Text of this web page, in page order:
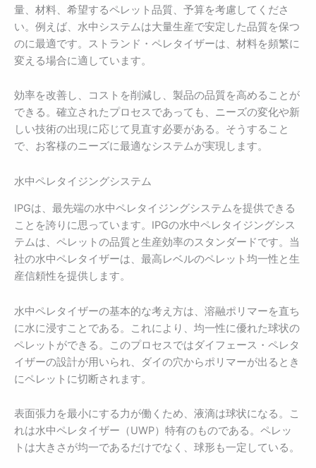
量、材料、希望するペレット品質、予算を考慮してくださ
い。例えば、水中システムは大量生産で安定した品質を保つ
のに最適です。ストランド・ペレタイザーは、材料を頻繁に
変える場合に適しています。
効率を改善し、コストを削減し、製品の品質を高めることが
できる。確立されたプロセスであっても、ニーズの変化や新
しい技術の出現に応じて見直す必要がある。そうすること
で、お客様のニーズに最適なシステムが実現します。
水中ペレタイジングシステム
IPGは、最先端の水中ペレタイジングシステムを提供できる
ことを誇りに思っています。IPGの水中ペレタイジングシス
テムは、ペレットの品質と生産効率のスタンダードです。当
社の水中ペレタイザーは、最高レベルのペレット均一性と生
産信頼性を提供します。
水中ペレタイザーの基本的な考え方は、溶融ポリマーを直ち
に水に浸すことである。これにより、均一性に優れた球状の
ペレットができる。このプロセスではダイフェース・ペレタ
イザーの設計が用いられ、ダイの穴からポリマーが出るとき
にペレットに切断されます。
表面張力を最小にする力が働くため、液滴は球状になる。こ
れは水中ペレタイザー（UWP）特有のものである。ペレッ
トは大きさが均一であるだけでなく、球形も一定している。